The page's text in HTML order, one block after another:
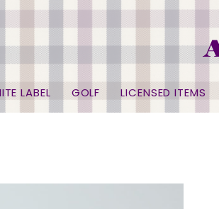
LABEL GOLF LICENSED ITEMS